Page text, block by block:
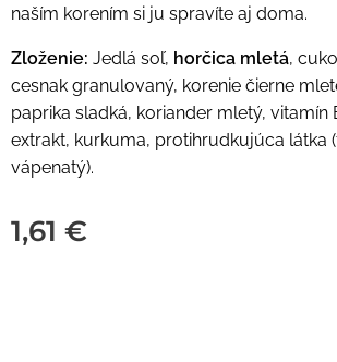
naším korením si ju spravíte aj doma.
Zloženie: Jedlá soľ, horčica mletá,
cesnak granulovaný, korenie čierne
paprika sladká, koriander mletý, vitamín
extrakt, kurkuma, protihrudkujúca látka
vápenatý).
1,61 €